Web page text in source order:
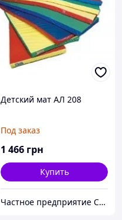
Детский мат АЛ 208
Под заказ
1 466 грн
Купить
Частное предприятие София Мед